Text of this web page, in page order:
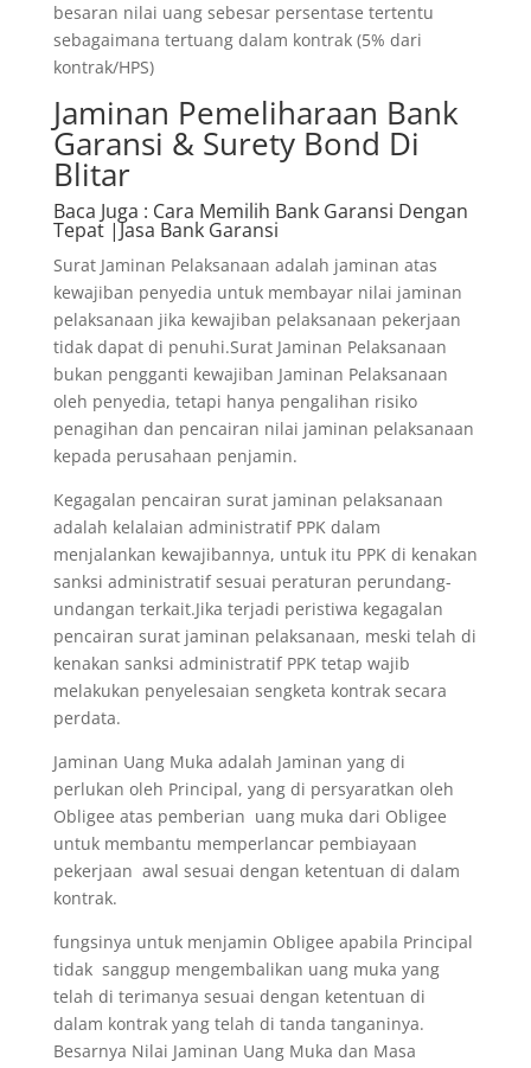
besaran nilai uang sebesar persentase tertentu
sebagaimana tertuang dalam kontrak (5% dari
kontrak/HPS)
Jaminan Pemeliharaan Bank
Garansi & Surety Bond Di
Blitar
Baca Juga : Cara Memilih Bank Garansi Dengan
Tepat |Jasa Bank Garansi
Surat Jaminan Pelaksanaan adalah jaminan atas
kewajiban penyedia untuk membayar nilai jaminan
pelaksanaan jika kewajiban pelaksanaan pekerjaan
tidak dapat di penuhi.Surat Jaminan Pelaksanaan
bukan pengganti kewajiban Jaminan Pelaksanaan
oleh penyedia, tetapi hanya pengalihan risiko
penagihan dan pencairan nilai jaminan pelaksanaan
kepada perusahaan penjamin.
Kegagalan pencairan surat jaminan pelaksanaan
adalah kelalaian administratif PPK dalam
menjalankan kewajibannya, untuk itu PPK di kenakan
sanksi administratif sesuai peraturan perundang-
undangan terkait.Jika terjadi peristiwa kegagalan
pencairan surat jaminan pelaksanaan, meski telah di
kenakan sanksi administratif PPK tetap wajib
melakukan penyelesaian sengketa kontrak secara
perdata.
Jaminan Uang Muka adalah Jaminan yang di
perlukan oleh Principal, yang di persyaratkan oleh
Obligee atas pemberian uang muka dari Obligee
untuk membantu memperlancar pembiayaan
pekerjaan awal sesuai dengan ketentuan di dalam
kontrak.
fungsinya untuk menjamin Obligee apabila Principal
tidak sanggup mengembalikan uang muka yang
telah di terimanya sesuai dengan ketentuan di
dalam kontrak yang telah di tanda tanganinya.
Besarnya Nilai Jaminan Uang Muka dan Masa